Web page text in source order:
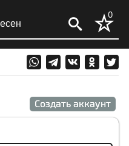
0
Создать аккаунт